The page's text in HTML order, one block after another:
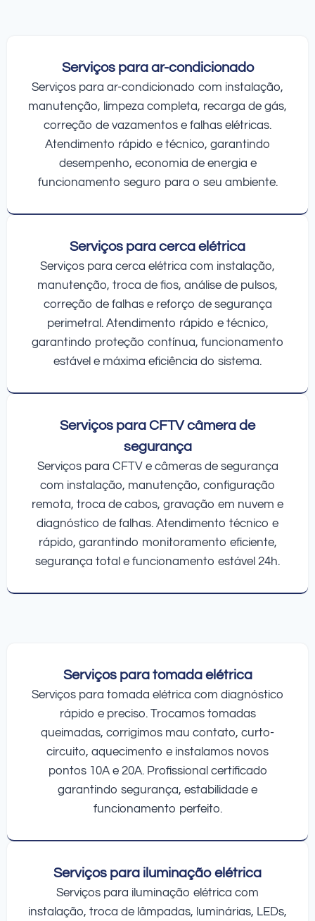
Serviços para ar-condicionado
Serviços para ar-condicionado com instalação,
manutenção, limpeza completa, recarga de gás,
correção de vazamentos e falhas elétricas.
Atendimento rápido e técnico, garantindo
desempenho, economia de energia e
funcionamento seguro para o seu ambiente.
Serviços para cerca elétrica
Serviços para cerca elétrica com instalação,
manutenção, troca de fios, análise de pulsos,
correção de falhas e reforço de segurança
perimetral. Atendimento rápido e técnico,
garantindo proteção contínua, funcionamento
estável e máxima eficiência do sistema.
Serviços para CFTV câmera de
segurança
Serviços para CFTV e câmeras de segurança
com instalação, manutenção, configuração
remota, troca de cabos, gravação em nuvem e
diagnóstico de falhas. Atendimento técnico e
rápido, garantindo monitoramento eficiente,
segurança total e funcionamento estável 24h.
Serviços para tomada elétrica
Serviços para tomada elétrica com diagnóstico
rápido e preciso. Trocamos tomadas
queimadas, corrigimos mau contato, curto-
circuito, aquecimento e instalamos novos
pontos 10A e 20A. Profissional certificado
garantindo segurança, estabilidade e
funcionamento perfeito.
Serviços para iluminação elétrica
Serviços para iluminação elétrica com
instalação, troca de lâmpadas, luminárias, LEDs,